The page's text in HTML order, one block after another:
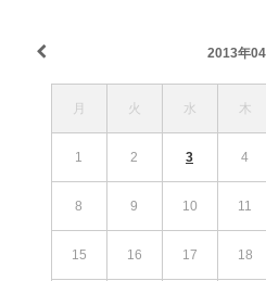
2013年04
月 火 水 木
1 2 3 4
8 9 10 11
15 16 17 18